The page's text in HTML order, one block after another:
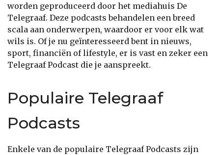
worden geproduceerd door het mediahuis De
Telegraaf. Deze podcasts behandelen een breed
scala aan onderwerpen, waardoor er voor elk wat
wils is. Of je nu geïnteresseerd bent in nieuws,
sport, financiën of lifestyle, er is vast en zeker een
Telegraaf Podcast die je aanspreekt.
Populaire Telegraaf
Podcasts
Enkele van de populaire Telegraaf Podcasts zijn